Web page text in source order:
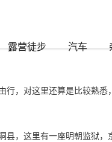
露营徒步 汽车
，对这里还算是比较熟悉
，这里有一座明朝监狱